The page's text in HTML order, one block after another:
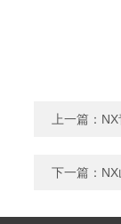
上一篇：
下一篇：